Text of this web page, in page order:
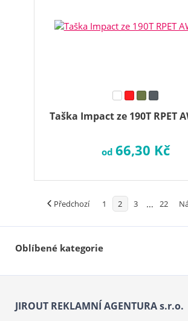
Taška Impact ze 190T RPET
od 66,30 Kč
Předchozí 1 2 3 … 22
Oblíbené kategorie
JIROUT REKLAMNÍ AGENTURA s.r.o.